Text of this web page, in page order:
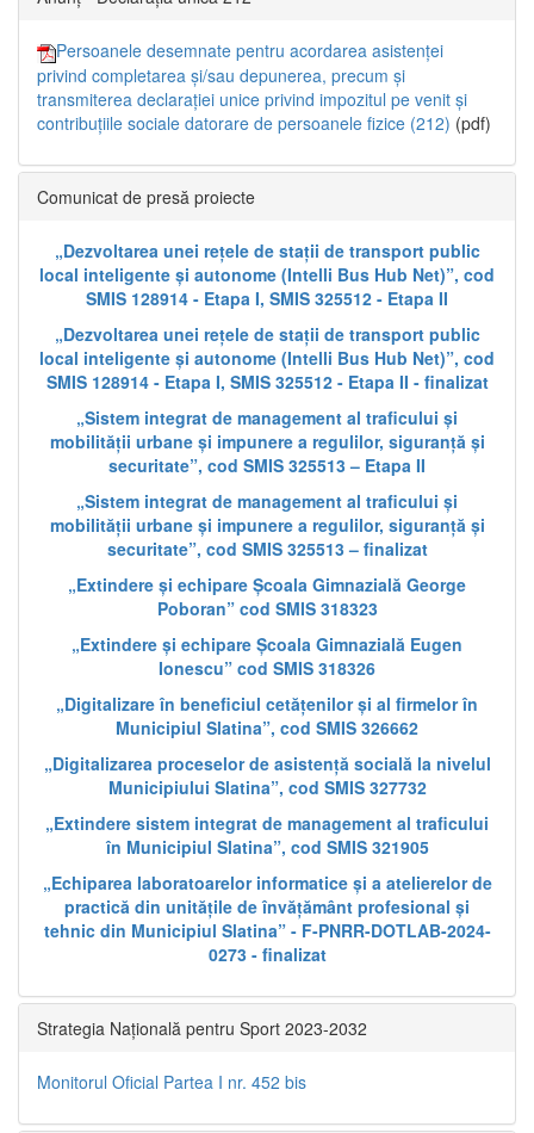
Persoanele desemnate pentru acordarea asistenței
privind completarea și/sau depunerea, precum și
transmiterea declarației unice privind impozitul pe venit și
contribuțiile sociale datorare de persoanele fizice (212) (pdf)
Comunicat de presă proiecte
„Dezvoltarea unei rețele de stații de transport public
local inteligente și autonome (Intelli Bus Hub Net)”, cod
SMIS 128914 - Etapa I, SMIS 325512 - Etapa II
„Dezvoltarea unei rețele de stații de transport public
local inteligente și autonome (Intelli Bus Hub Net)”, cod
SMIS 128914 - Etapa I, SMIS 325512 - Etapa II - finalizat
„Sistem integrat de management al traficului și
mobilității urbane și impunere a regulilor, siguranță și
securitate”, cod SMIS 325513 – Etapa II
„Sistem integrat de management al traficului și
mobilității urbane și impunere a regulilor, siguranță și
securitate”, cod SMIS 325513 – finalizat
„Extindere și echipare Școala Gimnazială George
Poboran” cod SMIS 318323
„Extindere și echipare Școala Gimnazială Eugen
Ionescu” cod SMIS 318326
„Digitalizare în beneficiul cetățenilor și al firmelor în
Municipiul Slatina”, cod SMIS 326662
„Digitalizarea proceselor de asistență socială la nivelul
Municipiului Slatina”, cod SMIS 327732
„Extindere sistem integrat de management al traficului
în Municipiul Slatina”, cod SMIS 321905
„Echiparea laboratoarelor informatice și a atelierelor de
practică din unitățile de învățământ profesional și
tehnic din Municipiul Slatina” - F-PNRR-DOTLAB-2024-
0273 - finalizat
Strategia Națională pentru Sport 2023-2032
Monitorul Oficial Partea I nr. 452 bis